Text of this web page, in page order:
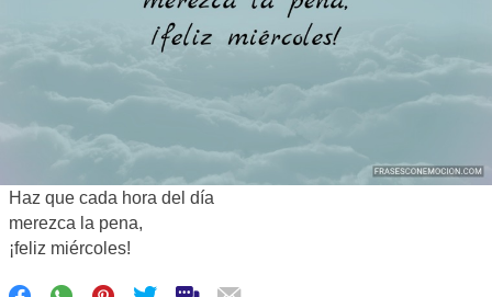
Haz que cada hora del día
merezca la pena,
¡feliz miércoles!